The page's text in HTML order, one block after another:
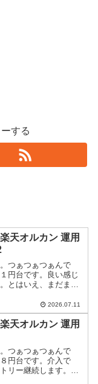
する
天オルカン 運用
つぁつぁつぁんで
円台です。良い感じ
とはいえ、まだまだ
トエントリー手法と
ん戦略は【米ドル
ます。
2026.07.11
天オルカン 運用
つぁつぁつぁんで
円台です。介入で
リー継続します。米